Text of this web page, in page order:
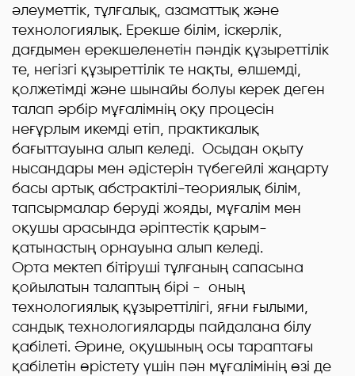
әлеуметтік, тұлғалық, азаматтық және
технологиялық. Ерекше білім, іскерлік,
дағдымен ерекшеленетін пәндік құзыреттілік
те, негізгі құзыреттілік те нақты, өлшемді,
қолжетімді және шынайы болуы керек деген
талап әрбір мұғалімнің оқу процесін
неғұрлым икемді етіп, практикалық
бағыттауына алып келеді. Осыдан оқыту
нысандары мен әдістерін түбегейлі жаңарту
басы артық абстрактілі-теориялық білім,
тапсырмалар беруді жояды, мұғалім мен
оқушы арасында әріптестік қарым-
қатынастың орнауына алып келеді.
Орта мектеп бітіруші тұлғаның сапасына
қойылатын талаптың бірі - оның
технологиялық құзыреттілігі, яғни ғылыми,
сандық технологияларды пайдалана білу
қабілеті. Әрине, оқушының осы тараптағы
қабілетін өрістету үшін пән мұғалімінің өзі де